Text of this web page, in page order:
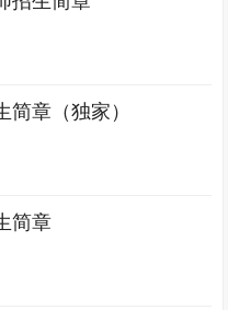
简章（独家）
简章